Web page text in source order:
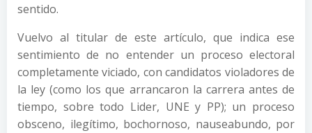
sentido.
Vuelvo al titular de este artículo, que indica ese
sentimiento de no entender un proceso electoral
completamente viciado, con candidatos violadores de
la ley (como los que arrancaron la carrera antes de
tiempo, sobre todo Lider, UNE y PP); un proceso
obsceno, ilegítimo, bochornoso, nauseabundo, por